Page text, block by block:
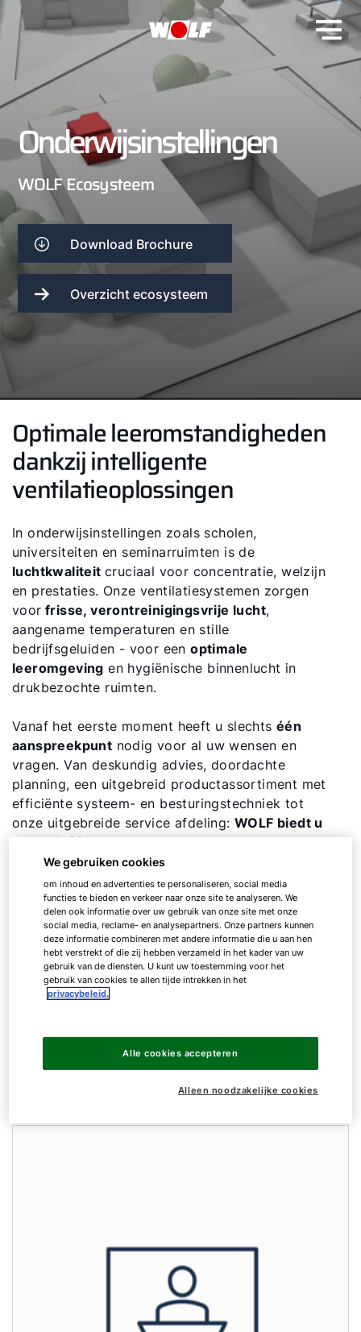
Onderwijsinstellingen
WOLF Ecosysteem
Download Brochure
Overzicht ecosysteem
Optimale leeromstandigheden
dankzij intelligente
ventilatieoplossingen
In onderwijsinstellingen zoals scholen,
universiteiten en seminarruimten is de
luchtkwaliteit cruciaal voor concentratie, welzijn
en prestaties. Onze ventilatiesystemen zorgen
voor frisse, verontreinigingsvrije lucht,
aangename temperaturen en stille
bedrijfsgeluiden - voor eenoptimale
leeromgeving en hygiënische binnenlucht in
drukbezochte ruimten.
Vanaf het eerste moment heeft u slechts één
aanspreekpunt nodig voor al uw wensen en
vragen. Van deskundig advies, doordachte
planning, een uitgebreid productassortiment met
efficiënte systeem- en besturingstechniek tot
onze uitgebreide service afdeling: WOLF biedt u
alles uit één hand.
WOLF samen te werken.
De gebieden binnen de
onderwijsinstellingen
daarom zijn er drie subsegmenten die hun plaats
vinden in ons WOLF Ecosysteem. Ontdek
oplossingen die specifiek op uw project zijn
We gebruiken cookies
om inhoud en advertenties te personaliseren, social media
functies te bieden en verkeer naar onze site te analyseren. We
delen ook informatie over uw gebruik van onze site met onze
social media, reclame- en analysepartners. Onze partners kunnen
deze informatie combineren met andere informatie die u aan hen
hebt verstrekt of die zij hebben verzameld in het kader van uw
gebruik van de diensten. U kunt uw toestemming voor het
gebruik van cookies te allen tijde intrekken in het
privacybeleid.
Alleen noodzakelijke cookies
Alle cookies accepteren